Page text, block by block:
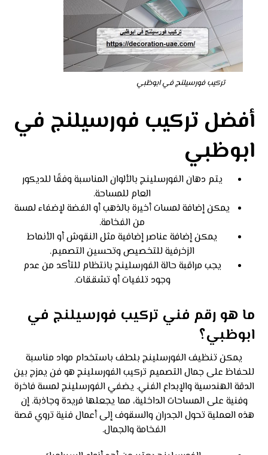
تركيب فورسيلنج في ابوظبي
أفضل تركيب فورسيلنج في
ابوظبي
يتم دهان الفورسلينج بالألوان المناسبة وفقًا للديكور
العام للمساحة.
يمكن إضافة لمسات أخيرة بالذهب أو الفضة لإضفاء لمسة
من الفخامة.
يمكن إضافة عناصر إضافية مثل النقوش أو الأنماط
الزخرفية للتخصيص وتحسين التصميم.
يجب مراقبة حالة الفورسلينج بانتظام للتأكد من عدم
وجود تلفيات أو تشققات.
ما هو رقم فني تركيب فورسيلنج في
ابوظبي؟
يمكن تنظيف الفورسلينج بلطف باستخدام مواد مناسبة
للحفاظ على جمال التصميم تركيب الفورسلينج هو فن يمزج بين
الدقة الهندسية والإبداع الفني. يضفي الفورسلينج لمسة فاخرة
وفنية على المساحات الداخلية، مما يجعلها فريدة وجاذبة. إن
هذه العملية تحول الجدران والسقوف إلى أعمال فنية تروي قصة
الفخامة والجمال.